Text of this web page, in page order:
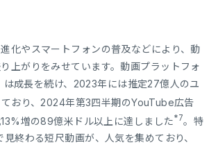
化やスマートフォンの普及などにより、動
上がりをみせています。動画プラットフォ
成長を続け、2023年には推定27億人のユ
ており、2024年第3四半期のYouTube広告
増の89億米ドル以上に達しました*7。特
見終わる短尺動画が、人気を集めており、